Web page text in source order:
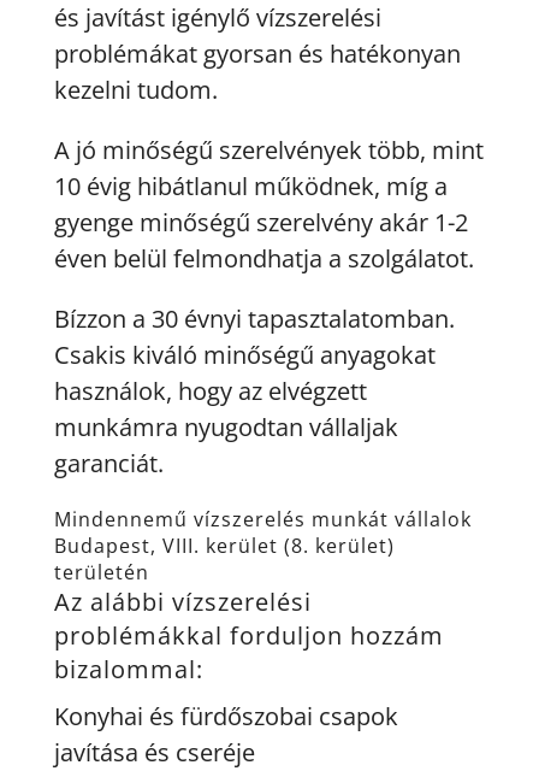
és javítást igénylő vízszerelési
problémákat gyorsan és hatékonyan
kezelni tudom.
A jó minőségű szerelvények több, mint
10 évig hibátlanul működnek, míg a
gyenge minőségű szerelvény akár 1-2
éven belül felmondhatja a szolgálatot.
Bízzon a 30 évnyi tapasztalatomban.
Csakis kiváló minőségű anyagokat
használok, hogy az elvégzett
munkámra nyugodtan vállaljak
garanciát.
Mindennemű vízszerelés munkát vállalok
Budapest, VIII. kerület (8. kerület)
területén
Az alábbi vízszerelési
problémákkal forduljon hozzám
bizalommal:
Konyhai és fürdőszobai csapok
javítása és cseréje